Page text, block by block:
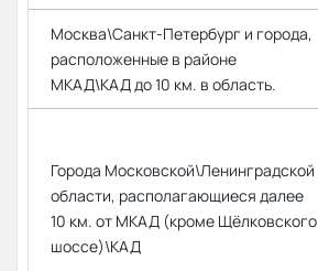
Москва\Санкт-Петербург и города,
расположенные в районе
МКАД\КАД до 10 км. в область.
Города Московской\Ленинградской
области, располагающиеся далее
10 км. от МКАД (кроме Щёлковского
шоссе)\КАД